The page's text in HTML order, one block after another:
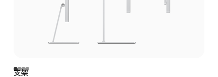
支架